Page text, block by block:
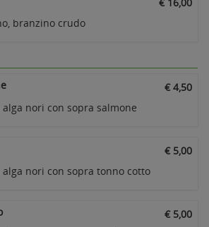
branzino crudo
€ 4,50
nori con sopra salmone
€ 5,00
alga nori con sopra tonno cotto
€ 5,00